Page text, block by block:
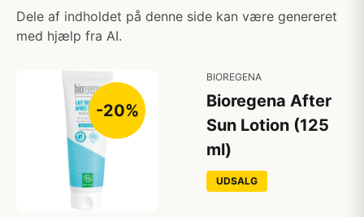
Dele af indholdet på denne side kan være genereret
med hjælp fra AI.
-20%
BIOREGENA
Bioregena After
Sun Lotion (125
ml)
UDSALG